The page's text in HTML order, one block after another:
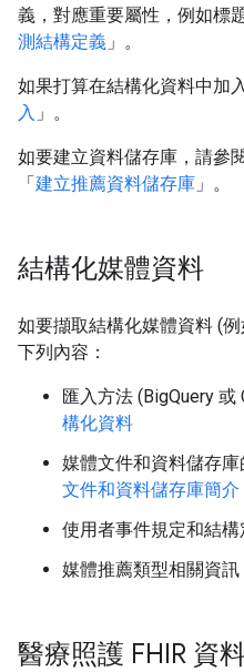
義，對應重要屬性，例如標
測結構定義 」。
如果打算在結構化資料中加
入 」。
如要建立資料儲存庫，請參
「建立推薦資料儲存庫 」。
結構化媒體資料
如要擷取結構化媒體資料 (
下列內容：
匯入方法 (BigQuery 或
構化資料
媒體文件和資料儲存
文件和資料儲存庫簡介
使用者事件規定和結構
媒體推薦類型相關資訊
醫療照護 FHIR 資